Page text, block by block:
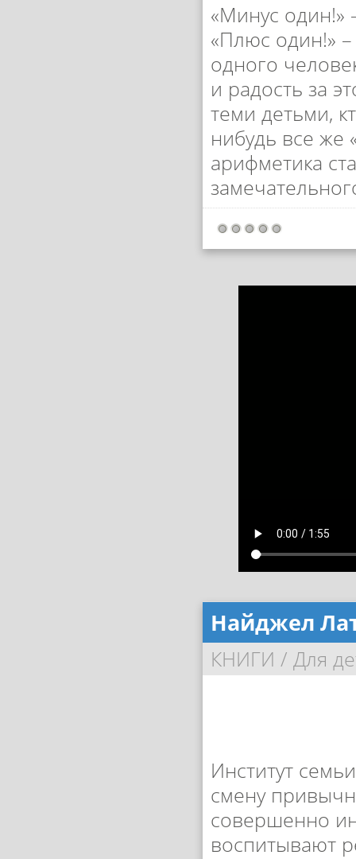
«Минус один!»
«Плюс один!»
одного
и радость за
теми детьми,
нибудь все же
арифметика
Найджел
КНИГИ / Для
Институт
смену
совершенно
воспитывают